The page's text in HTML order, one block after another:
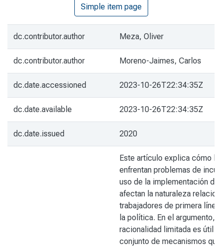
Simple item page
dc.contributor.author Meza, Oliver
dc.contributor.author Moreno-Jaimes, Carlos
dc.date.accessioned 2023-10-26T22:34:35Z
dc.date.available 2023-10-26T22:34:35Z
dc.date.issued 2020
Este artículo explica cómo
enfrentan problemas de
uso de la implementación de
afectan la naturaleza
trabajadores de primera
la política. En el argumento,
racionalidad limitada es útil
conjunto de mecanismos